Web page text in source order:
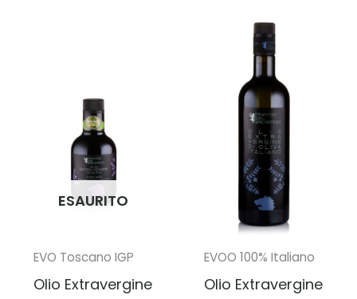
ESAURITO
EVO Toscano IGP
Olio Extravergine
EVOO 100% Italiano
Olio Extravergine